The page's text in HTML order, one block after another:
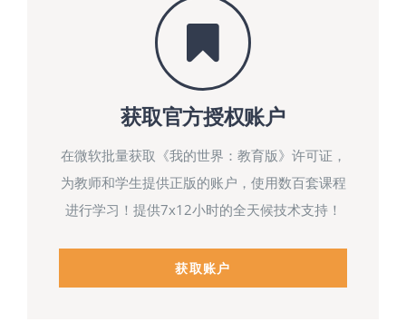
获取官方授权账户
在微软批量获取《我的世界：教育版》许可证，
为教师和学生提供正版的账户，使用数百套课程
进行学习！提供7x12小时的全天候技术支持！
获取账户